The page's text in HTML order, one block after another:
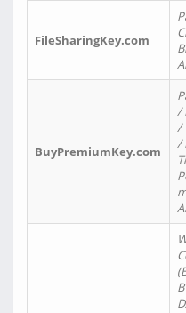
FileSharingKey.com
BuyPremiumKey.com
/
/
/